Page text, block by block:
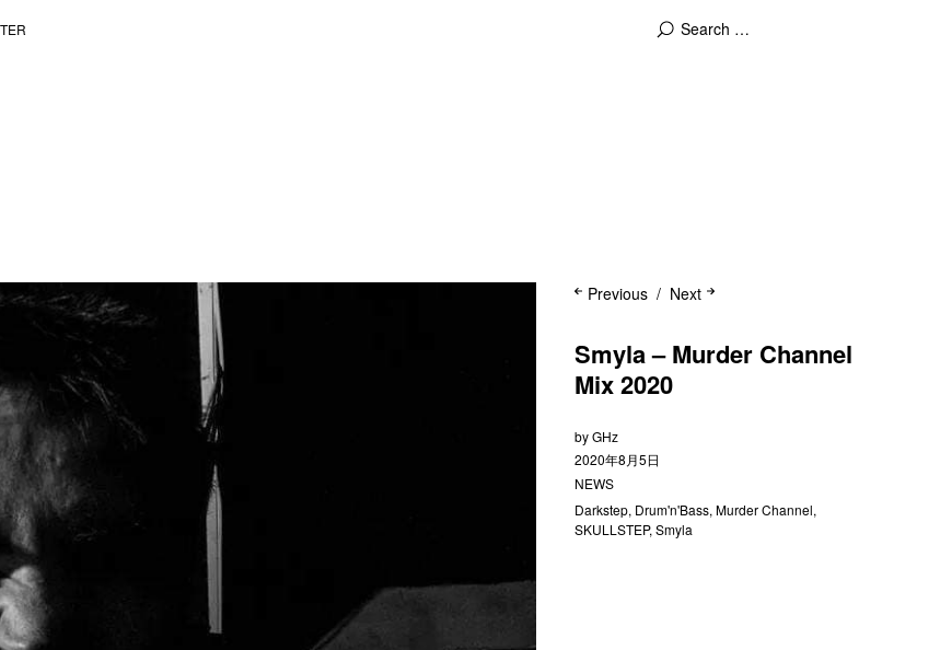
Next
Previous
Smyla – Murder Channel
Mix 2020
byGHz
2020年8月5日
NEWS
Darkstep, Drum'n'Bass, Murder Channel,
SKULLSTEP, Smyla